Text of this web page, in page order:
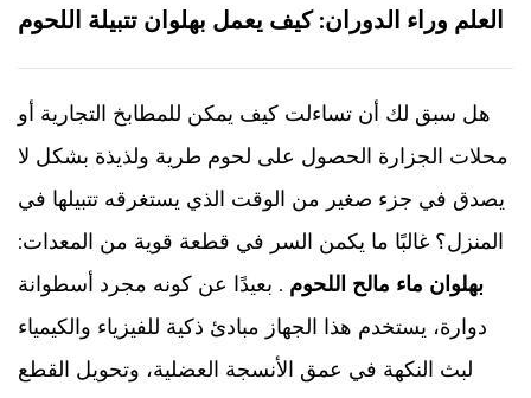
العلم وراء الدوران: كيف يعمل بهلوان تتبيلة اللحوم
هل سبق لك أن تساءلت كيف يمكن للمطابخ التجارية أو
محلات الجزارة الحصول على لحوم طرية ولذيذة بشكل لا
يصدق في جزء صغير من الوقت الذي يستغرقه تتبيلها في
المنزل؟ غالبًا ما يكمن السر في قطعة قوية من المعدات:
بهلوان ماء مالح اللحوم . بعيدًا عن كونه مجرد أسطوانة
دوارة، يستخدم هذا الجهاز مبادئ ذكية للفيزياء والكيمياء
لبث النكهة في عمق الأنسجة العضلية، وتحويل القطع